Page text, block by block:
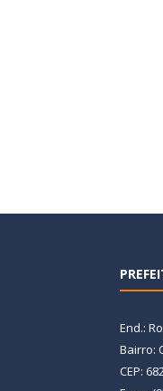
End.:
Bairro:
CEP: